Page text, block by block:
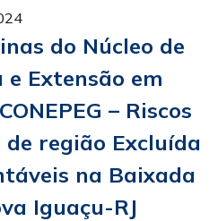
do Núcleo de
e Extensão em
– Riscos
região Excluída
na Baixada
Iguaçu-RJ